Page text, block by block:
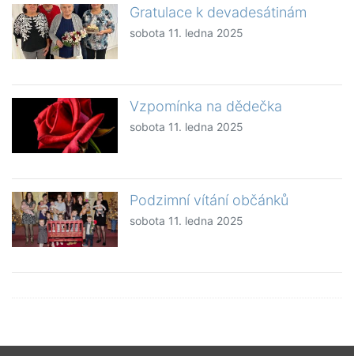
Gratulace k devadesátinám
sobota 11. ledna 2025
Vzpomínka na dědečka
sobota 11. ledna 2025
Podzimní vítání občánků
sobota 11. ledna 2025